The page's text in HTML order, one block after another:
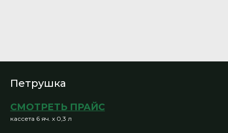
Петрушка
СМОТРЕТЬ ПРАЙС
кассета 6 яч. х 0,3 л